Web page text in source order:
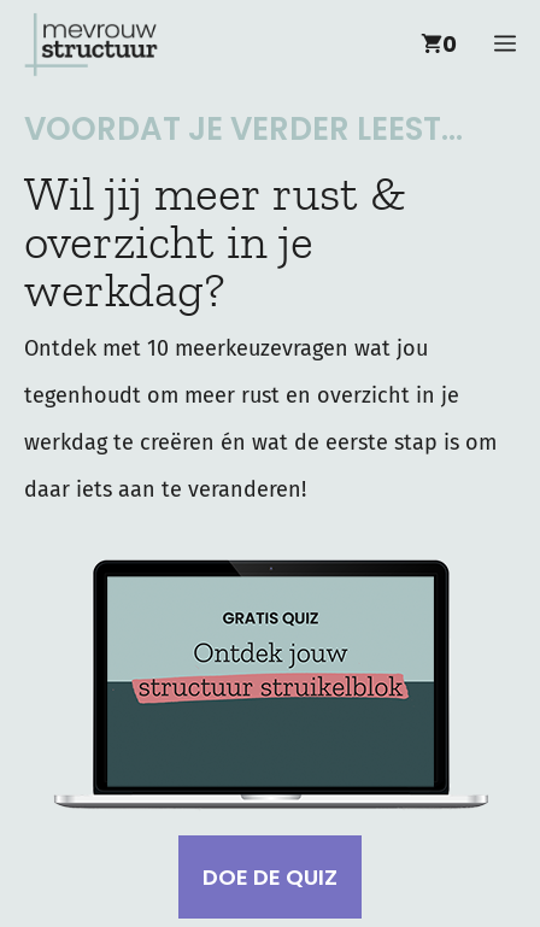
naar
0
VOORDAT JE VERDER LEEST...
Wil jij meer rust &
overzicht in je
werkdag?
Ontdek met 10 meerkeuzevragen wat jou
tegenhoudt om meer rust en overzicht in je
werkdag te creëren én wat de eerste stap is om
daar iets aan te veranderen!
DOE DE QUIZ